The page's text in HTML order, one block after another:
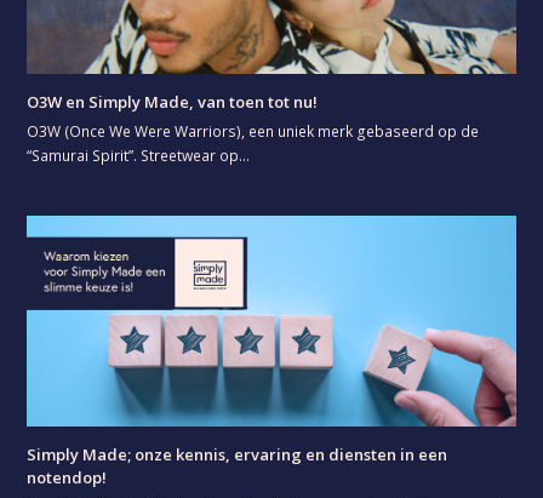
O3W en Simply Made, van toen tot nu!
O3W (Once We Were Warriors), een uniek merk gebaseerd op de
“Samurai Spirit”. Streetwear op…
Simply Made; onze kennis, ervaring en diensten in een
notendop!